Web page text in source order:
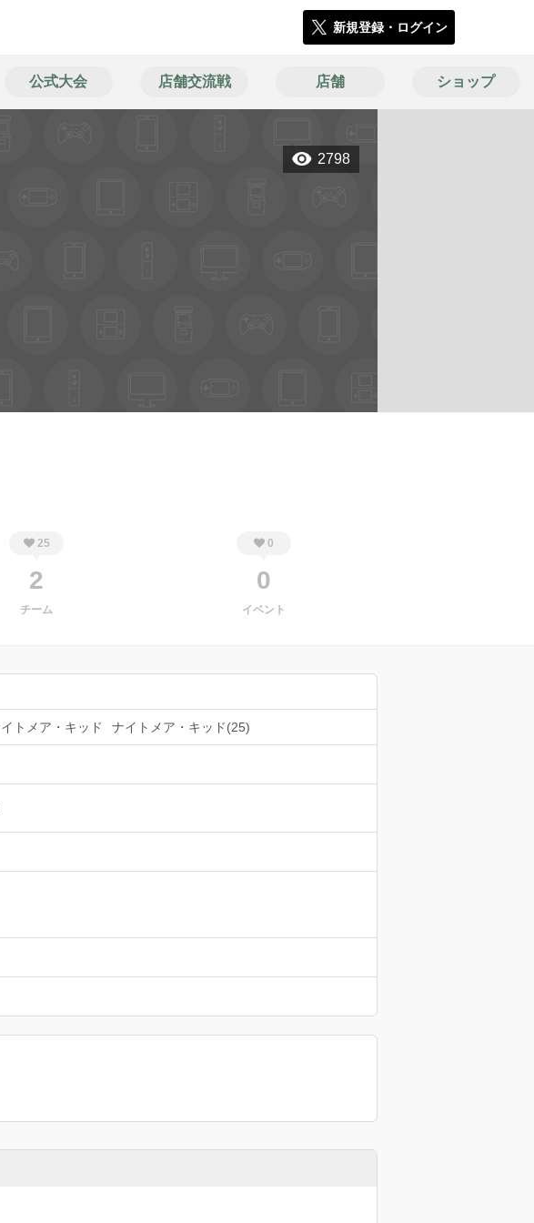
新規登録・ログイン
公式大会 店舗交流戦 店舗 ショップ
2798
25
2
チーム
0
0
イベント
ナイトメア・キッド(25)